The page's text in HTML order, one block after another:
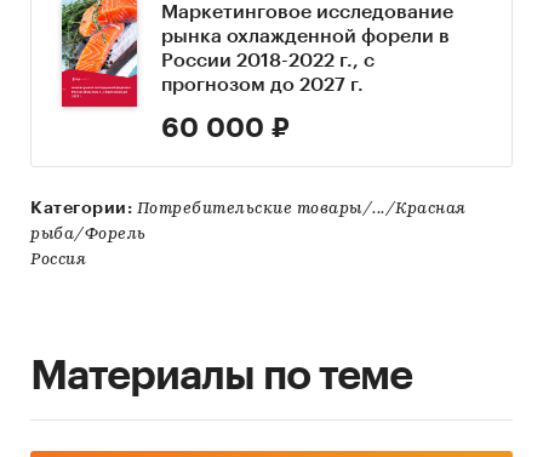
Маркетинговое исследование
рынка охлажденной форели в
России 2018-2022 г., с
прогнозом до 2027 г.
60 000 ₽
Категории: Потребительские товары/.../Красная
рыба/Форель
Россия
Материалы по теме